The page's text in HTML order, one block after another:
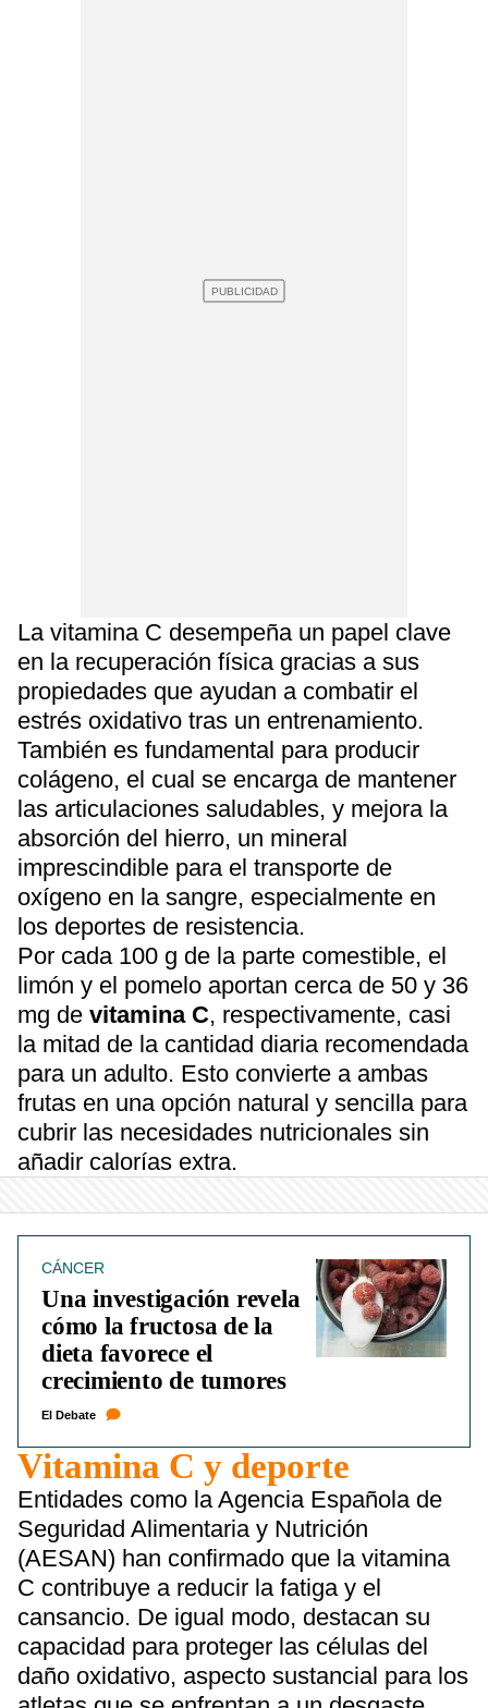
La vitamina C desempeña un papel clave
en la recuperación física gracias a sus
propiedades que ayudan a combatir el
estrés oxidativo tras un entrenamiento.
También es fundamental para producir
colágeno, el cual se encarga de mantener
las articulaciones saludables, y mejora la
absorción del hierro, un mineral
imprescindible para el transporte de
oxígeno en la sangre, especialmente en
los deportes de resistencia.
Por cada 100 g de la parte comestible, el
limón y el pomelo aportan cerca de 50 y 36
mg de vitamina C, respectivamente, casi
la mitad de la cantidad diaria recomendada
para un adulto. Esto convierte a ambas
frutas en una opción natural y sencilla para
cubrir las necesidades nutricionales sin
añadir calorías extra.
CÁNCER
Una investigación revela
cómo la fructosa de la
dieta favorece el
crecimiento de tumores
El Debate
Vitamina C y deporte
Entidades como la Agencia Española de
Seguridad Alimentaria y Nutrición
(AESAN) han confirmado que la vitamina
C contribuye a reducir la fatiga y el
cansancio. De igual modo, destacan su
capacidad para proteger las células del
daño oxidativo, aspecto sustancial para los